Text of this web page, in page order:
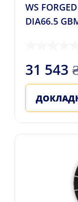
WS
DIA66.5
31 543